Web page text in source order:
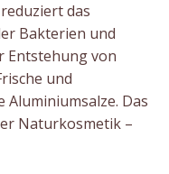
das
Bakterien und
Entstehung von
und
Aluminiumsalze. Das
Naturkosmetik –